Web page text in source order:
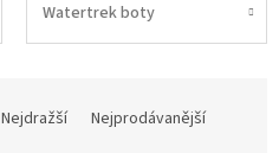
Watertrek boty
Nejdražší
Nejprodávanější